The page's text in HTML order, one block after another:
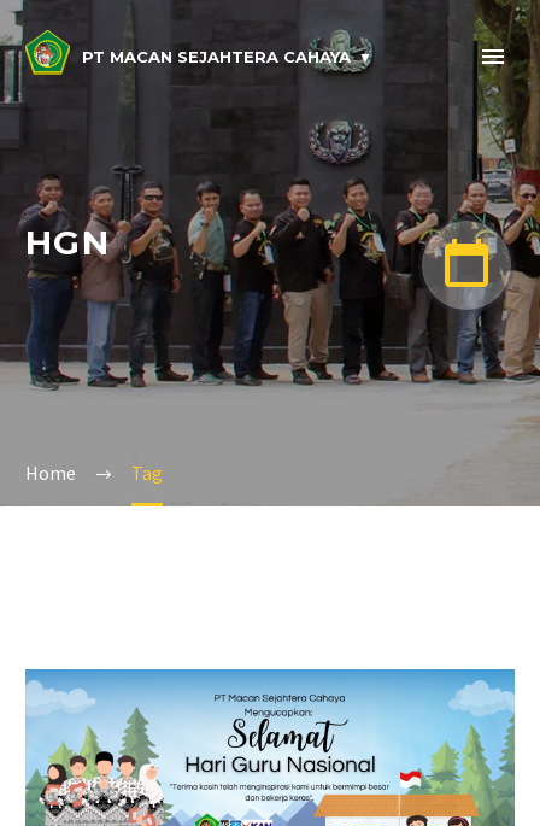
PT MACAN SEJAHTERA CAHAYA


HGN
Home Tag